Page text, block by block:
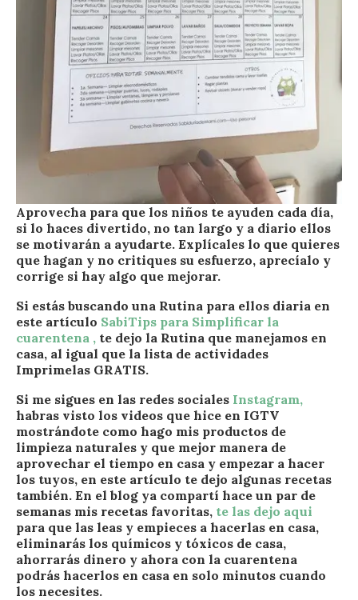
Aprovecha para que los niños te ayuden cada día,
si lo haces divertido, no tan largo y a diario ellos
se motivarán a ayudarte. Explícales lo que quieres
que hagan y no critiques su esfuerzo, aprecíalo y
corrige si hay algo que mejorar.
Si estás buscando una Rutina para ellos diaria en
este artículo SabiTips para Simplificar la
cuarentena , te dejo la Rutina que manejamos en
casa, al igual que la lista de actividades
Imprimelas GRATIS.
Si me sigues en las redes sociales Instagram,
habras visto los videos que hice en IGTV
mostrándote como hago mis productos de
limpieza naturales y que mejor manera de
aprovechar el tiempo en casa y empezar a hacer
los tuyos, en este artículo te dejo algunas recetas
también. En el blog ya compartí hace un par de
semanas mis recetas favoritas, te las dejo aqui
para que las leas y empieces a hacerlas en casa,
eliminarás los químicos y tóxicos de casa,
ahorrarás dinero y ahora con la cuarentena
podrás hacerlos en casa en solo minutos cuando
los necesites.